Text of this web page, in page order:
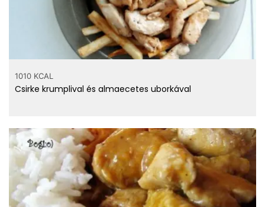
1010 KCAL
Csirke krumplival és almaecetes uborkával